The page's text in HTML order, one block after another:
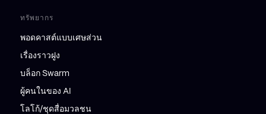
ทรัพยากร
พอดคาสต์แบบเศษส่วน
เรื่องราวฝูง
บล็อก Swarm
ผู้คนในของ AI
โลโก้/ชุดสื่อมวลชน